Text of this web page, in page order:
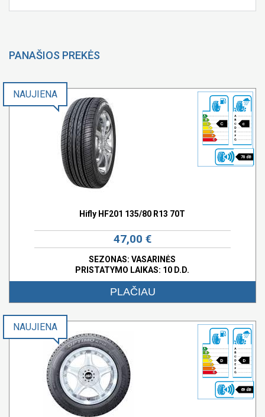
PANAŠIOS PREKĖS
C c
70 dB
NAUJIENA
Hifly HF201 135/80 R13 70T
47,00 €
SEZONAS: VASARINĖS
PRISTATYMO LAIKAS: 10 D.D.
PLAČIAU
D D
69 dB
NAUJIENA